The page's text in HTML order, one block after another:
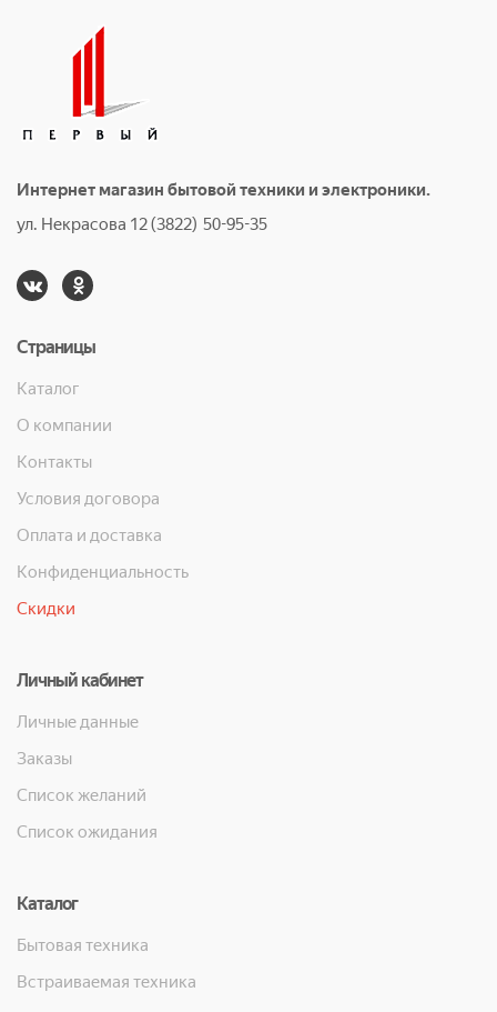
Интернет магазин бытовой техники и электроники.
ул. Некрасова 12 (3822) 50-95-35
Страницы
Каталог
О компании
Контакты
Условия договора
Оплата и доставка
Конфиденциальность
Скидки
Личный кабинет
Личные данные
Заказы
Список желаний
Список ожидания
Каталог
Бытовая техника
Встраиваемая техника